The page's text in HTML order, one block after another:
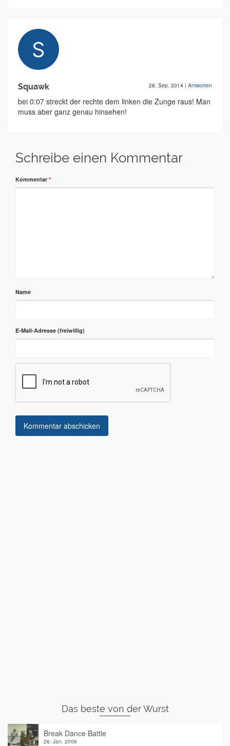
Squawk 28. Sep. 2014 | Antworten
bei 0:07 streckt der rechte dem linken die Zunge raus! Man
muss aber ganz genau hinsehen!
Schreibe einen Kommentar
Kommentar *
Name
E-Mail-Adresse
Das beste von der Wurst
Break Dance Battle
26. Jan. 2006